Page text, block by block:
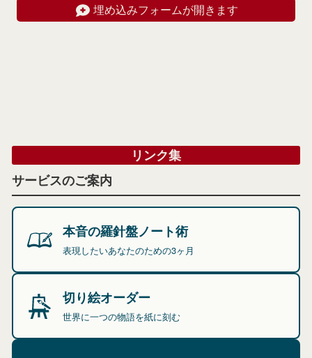
埋め込みフォームが開きます
リンク集
サービスのご案内
本音の羅針盤ノート術
表現したいあなたのための3ヶ月
切り絵オーダー
世界に一つの物語を紙に刻む